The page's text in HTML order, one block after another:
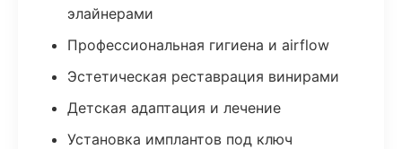
элайнерами
Профессиональная гигиена и airflow
Эстетическая реставрация винирами
Детская адаптация и лечение
Установка имплантов под ключ